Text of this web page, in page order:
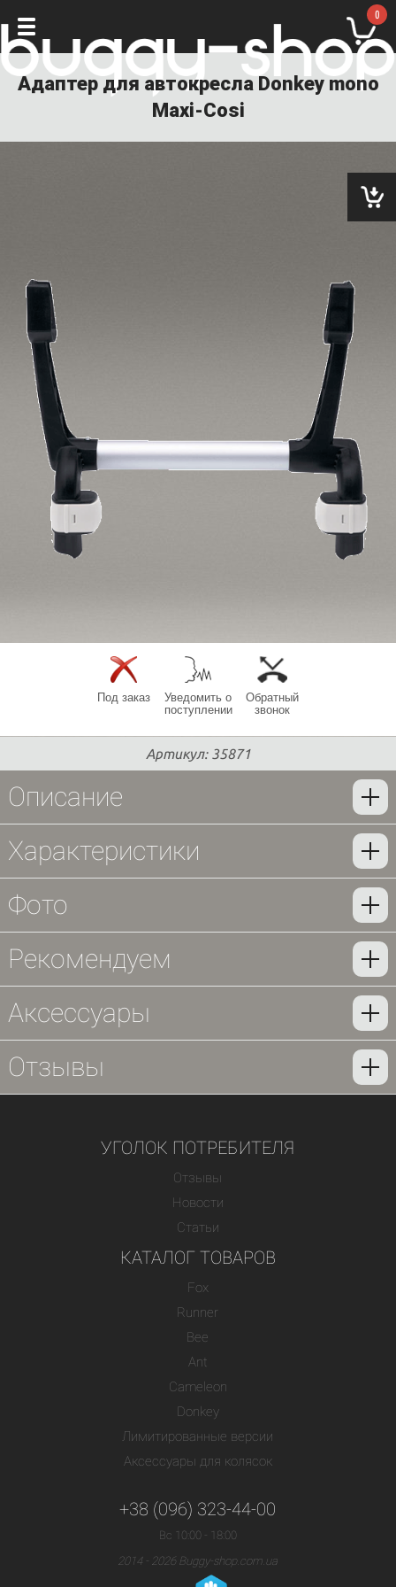
0
Адаптер для автокресла Donkey mono
Maxi-Cosi
Под заказ
Уведомить о
поступлении
Обратный
звонок
Артикул: 35871
Описание
Характеристики
Фото
Рекомендуем
Аксессуары
Отзывы
УГОЛОК ПОТРЕБИТЕЛЯ
Отзывы
Новости
Статьи
КАТАЛОГ ТОВАРОВ
Fox
Runner
Bee
Ant
Cameleon
Donkey
Лимитированные версии
Аксессуары для колясок
+38 (096) 323-44-00
Вс 10:00 - 18:00
2014 - 2026 Buggy-shop.com.ua